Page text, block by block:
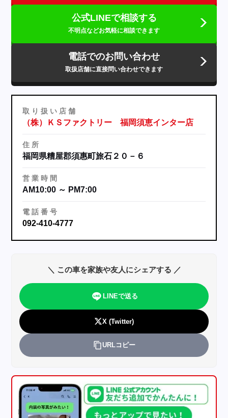
公式LINEで相談する
不明点などお気軽に相談できます
電話でのお問い合わせ
取扱店舗に直接問い合わせできます
取 り 扱 い 店 舗
（株）ＫＳファクトリー 福岡須恵インター店
住 所
福岡県糟屋郡須惠町旅石２０－６
営 業 時 間
AM10:00 ～ PM7:00
電 話 番 号
092-410-4777
＼ この車を家族や友人にシェアする ／
LINEで送る
X (Twitter)
URLコピー